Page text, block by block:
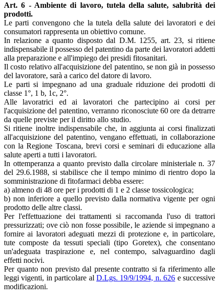
Art. 6 - Ambiente di lavoro, tutela della salute, salubrità dei
prodotti.
Le parti convengono che la tutela della salute dei lavoratori e dei
consumatori rappresenta un obiettivo comune.
In relazione a quanto disposto dal D.M. 1255, art. 23, si ritiene
indispensabile il possesso del patentino da parte dei lavoratori addetti
alla preparazione e all'impiego dei presidi fitosanitari.
Il costo relativo all'acquisizione del patentino, se non già in possesso
del lavoratore, sarà a carico del datore di lavoro.
Le parti si impegnano ad una graduale riduzione dei prodotti di
classe 1°, 1 b, 1c, 2°.
Alle lavoratrici ed ai lavoratori che partecipino ai corsi per
l'acquisizione del patentino, verranno riconosciute 60 ore da detrarre
da quelle previste per il diritto allo studio.
Si ritiene inoltre indispensabile che, in aggiunta ai corsi finalizzati
all'acquisizione del patentino, vengano effettuati, in collaborazione
con la Regione Toscana, brevi corsi e seminari di educazione alla
salute aperti a tutti i lavoratori.
In ottemperanza a quanto previsto dalla circolare ministeriale n. 37
del 29.6.1988, si stabilisce che il tempo minimo di rientro dopo la
somministrazione di fitofarmaci debba essere:
a) almeno di 48 ore per i prodotti di 1 e 2 classe tossicologica;
b) non inferiore a quello previsto dalla normativa vigente per ogni
prodotto delle altre classi.
Per l'effettuazione dei trattamenti si raccomanda l'uso di trattori
pressurizzati; ove ciò non fosse possibile, le aziende si impegnano a
fornire ai lavoratori adeguati mezzi di protezione e, in particolare,
tute composte da tessuti speciali (tipo Goretex), che consentano
un'adeguata traspirazione e, nel contempo, salvaguardino dagli
effetti nocivi.
Per quanto non previsto dal presente contratto si fa riferimento alle
leggi vigenti, in particolare al D.Lgs. 19/9/1994, n. 626 e successive
modificazioni.